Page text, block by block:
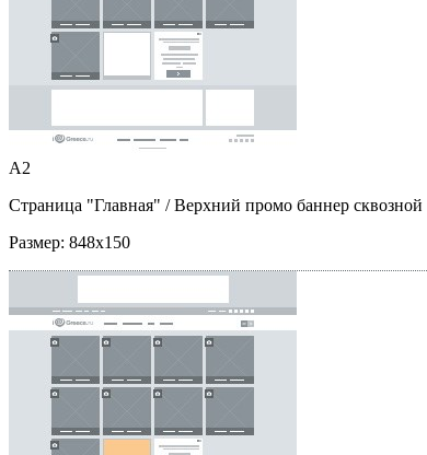
A2
Страница "Главная" / Верхний промо баннер сквозной
Размер: 848x150